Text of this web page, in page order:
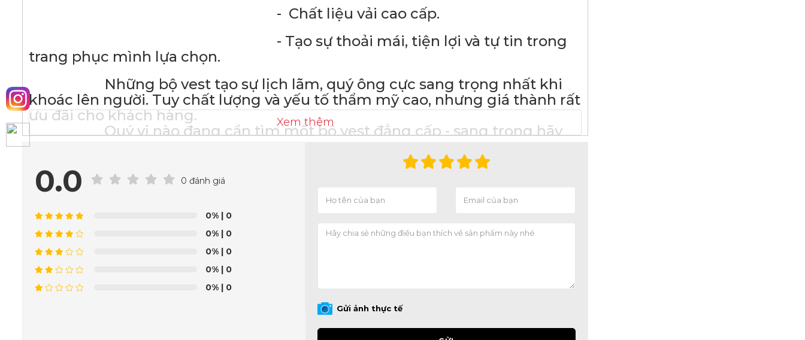
- Chất liệu vải cao cấp.
- Tạo sự thoải mái, tiện lợi và tự tin trong
trang phục mình lựa chọn.
Những bộ vest tạo sự lịch lãm, quý ông cực sang trọng nhất khi
khoác lên người. Tuy chất lượng và yếu tố thẩm mỹ cao, nhưng giá thành rất
ưu đãi cho khách hàng.
Quý vị nào đang cần tìm một bộ vest đẳng cấp - sang trọng hãy
đến ngay Vest Việt nhé!
__________________________________
VEST VIỆT CHUYÊN VEST NAM
MAY SẴN:
☑️Vest nam thời trang.
☑️Vest nam Hàn Quốc trẻ trung.
☑️
☑️
________________________________________
VESTVIET - THƯƠNG HIỆU VESTON
Xem thêm
0.0 0 đánh giá
0% | 0
0% | 0
0% | 0
0% | 0
0% | 0
Gửi ảnh thực tế